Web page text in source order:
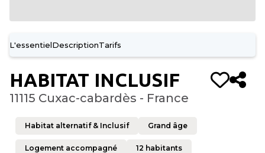
L'essentielDescriptionTarifs
HABITAT INCLUSIF
11115 Cuxac-cabardès - France
Habitat alternatif & Inclusif Grand âge
Logement accompagné 12 habitants